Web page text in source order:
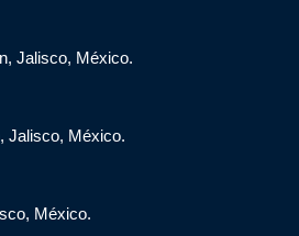
Jalisco, México.
Jalisco, México.
México.